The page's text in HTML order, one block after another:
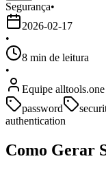
Segurança•
2026-02-17
•
8 min de leitura
•
Equipe alltools.one
password
authentication
Como Gerar